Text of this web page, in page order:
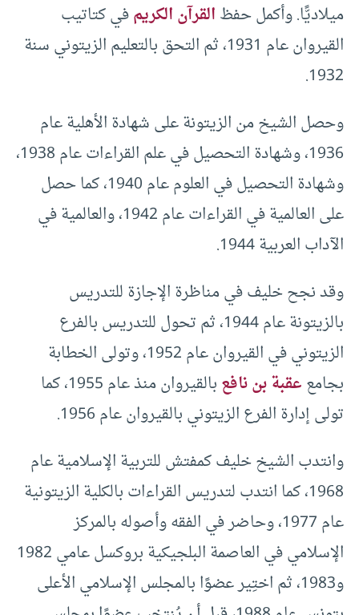
ميلاديًّا. وأكمل حفظالقرآن الكريمفي كتاتيب
القيروان عام 1931، ثم التحق بالتعليم الزيتوني سنة
1932.
وحصل الشيخ من الزيتونة على شهادة الأهلية عام
1936، وشهادة التحصيل في علم القراءات عام 1938،
وشهادة التحصيل في العلوم عام 1940، كما حصل
على العالمية في القراءات عام 1942، والعالمية في
الآداب العربية 1944.
وقد نجح خليف في مناظرة الإجازة للتدريس
بالزيتونة عام 1944، ثم تحول للتدريس بالفرع
الزيتوني في القيروان عام 1952، وتولى الخطابة
بجامععقبة بن نافع
بالقيروان منذ عام 1955، كما
تولى إدارة الفرع الزيتوني بالقيروان عام 1956.
وانتدب الشيخ خليف كمفتش للتربية الإسلامية عام
1968، كما انتدب لتدريس القراءات بالكلية الزيتونية
عام 1977، وحاضر في الفقه وأصوله بالمركز
الإسلامي في العاصمة البلجيكية بروكسل عامي 1982
و1983، ثم اختِير عضوًا بالمجلس الإسلامي الأعلى